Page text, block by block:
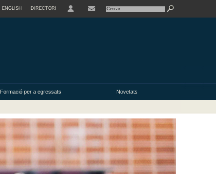
ENGLISH DIRECTORI
Formació per a egressats Novetats